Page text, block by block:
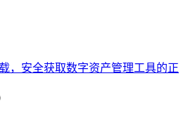
，安全获取数字资产管理工具的正